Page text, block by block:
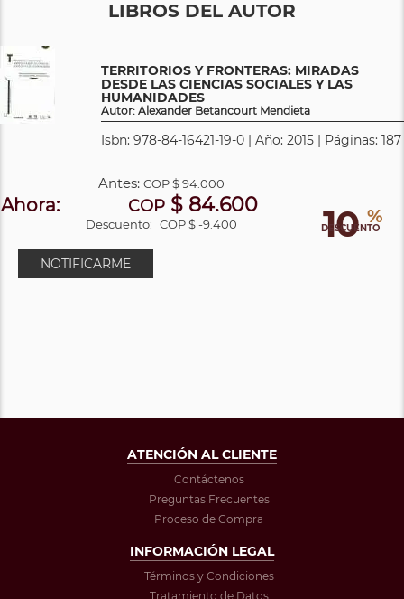
LIBROS DEL AUTOR
TERRITORIOS Y FRONTERAS: MIRADAS
DESDE LAS CIENCIAS SOCIALES Y LAS
HUMANIDADES
Autor: Alexander Betancourt Mendieta
Isbn: 978-84-16421-19-0 | Año: 2015 | Páginas: 187
10 %
DESCUENTO
Antes:COP$ 94.000
Ahora: COP $ 84.600
Descuento: COP $ -9.400
NOTIFICARME
ATENCIÓN AL CLIENTE
Contáctenos
Preguntas Frecuentes
Proceso de Compra
INFORMACIÓN LEGAL
Términos y Condiciones
Tratamiento de Datos